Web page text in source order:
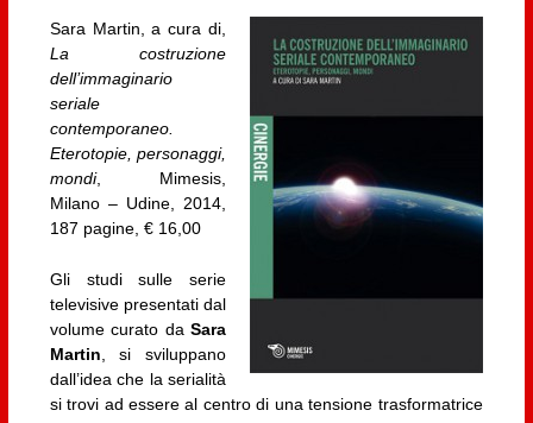
Sara Martin, a cura di,
La costruzione
dell’immaginario
seriale
contemporaneo.
Eterotopie, personaggi,
mondi, Mimesis,
Milano – Udine, 2014,
187 pagine, € 16,00
Gli studi sulle serie
televisive presentati dal
volume curato daSara
Martin, si sviluppano
dall’idea che la serialità
si trovi ad essere al centro di una tensione trasformatrice